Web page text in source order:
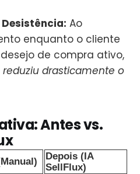
Desistência: Ao
enquanto o cliente
de compra ativo,
reduziu drasticamente o
Antes vs.
Depois (IA
SellFlux)